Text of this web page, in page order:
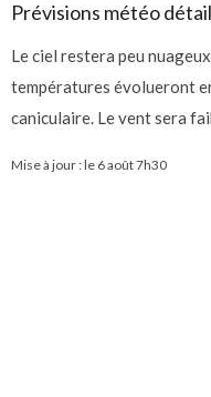
Prévisions météo
Le ciel restera peu
températures évolueront
caniculaire. Le vent sera
Mise à jour : le 6 août 7h30